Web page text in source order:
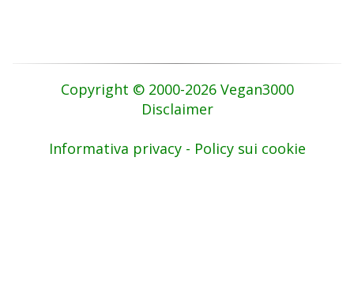
Copyright © 2000-2026 Vegan3000
Disclaimer
Informativa privacy - Policy sui cookie